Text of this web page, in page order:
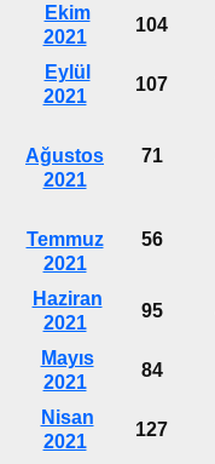
Ekim
2021
104
Eylül
2021
107
Ağustos
2021
71
Temmuz
2021
56
Haziran
2021
95
Mayıs
2021
84
Nisan
2021
127